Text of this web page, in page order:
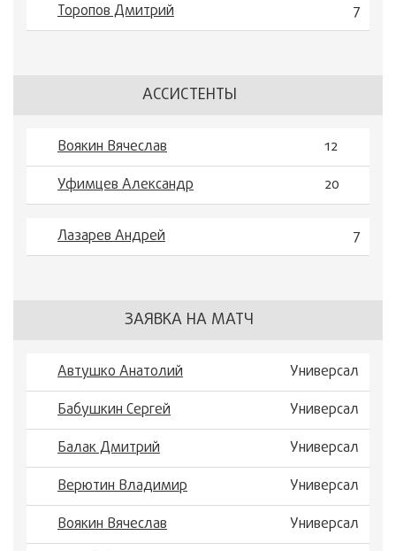
Торопов Дмитрий 7
АССИСТЕНТЫ
Воякин Вячеслав
12
Уфимцев Александр
20
Лазарев Андрей 7
ЗАЯВКА НА МАТЧ
Автушко Анатолий
Универсал
Бабушкин Сергей
Универсал
Балак Дмитрий
Универсал
Верютин Владимир
Универсал
Воякин Вячеслав
Универсал